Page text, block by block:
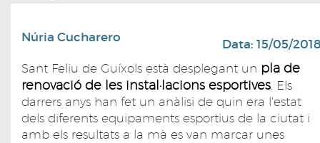
Núria Cucharero Data: 15/05/
Sant Feliu de Guíxols està desplegant un pla de
renovació de les instal·lacions esportives. Els
darrers anys han fet un anàlisi de quin era l'estat
dels diferents equipaments esportius de la ciutat i
amb els resultats a la mà es van marcar unes